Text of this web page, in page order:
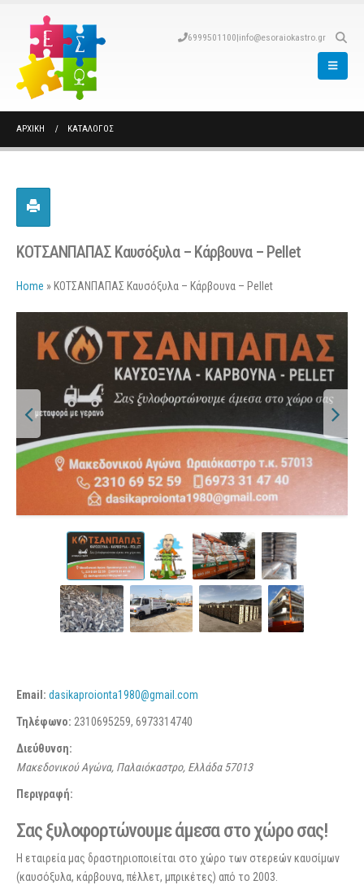
6999501100|info@esoraiokastro.gr
ΑΡΧΙΚΉ ΚΑΤΆΛΟΓΟΣ
ΚΟΤΣΑΝΠΑΠΑΣ Καυσόξυλα – Κάρβουνα – Pellet
Home » ΚΟΤΣΑΝΠΑΠΑΣ Καυσόξυλα – Κάρβουνα – Pellet
Email: dasikaproionta1980@gmail.com
Τηλέφωνο: 2310695259, 6973314740
Διεύθυνση:
Μακεδονικού Αγώνα, Παλαιόκαστρο, Ελλάδα 57013
Περιγραφή:
Σας ξυλοφορτώνουμε άμεσα στο χώρο σας!
Η εταιρεία μας δραστηριοποιείται στο χώρο των στερεών καυσίμων
(καυσόξυλα, κάρβουνα, πέλλετ, μπρικέτες) από το 2003.